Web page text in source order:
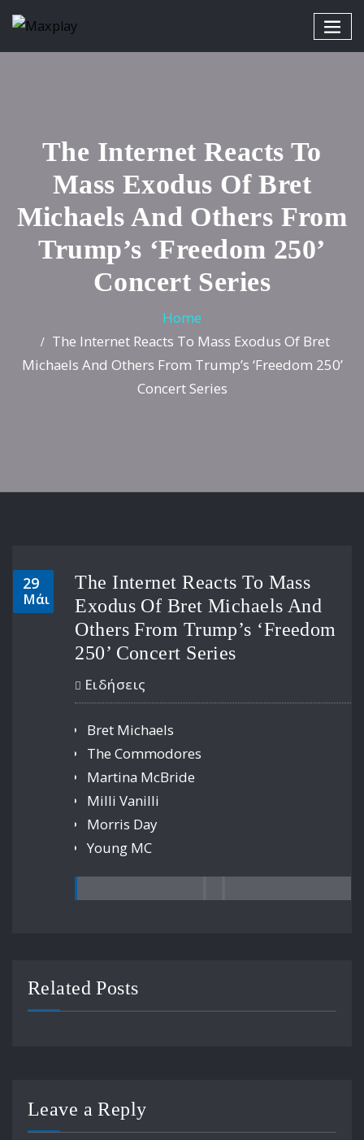
The Internet Reacts To
Mass Exodus Of Bret
Michaels And Others From
Trump’s ‘Freedom 250’
Concert Series
Home
The Internet Reacts To Mass Exodus Of Bret
Michaels And Others From Trump’s ‘Freedom 250’
Concert Series
29
Μάι
The Internet Reacts To Mass
Exodus Of Bret Michaels And
Others From Trump’s ‘Freedom
250’ Concert Series
Ειδήσεις
Bret Michaels
The Commodores
Martina McBride
Milli Vanilli
Morris Day
Young MC
Related Posts
Leave a Reply